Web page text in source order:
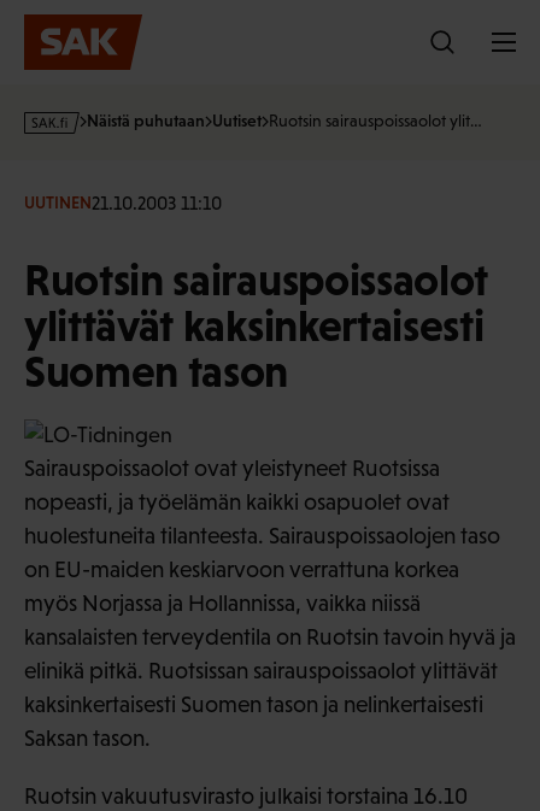
Hyppää
sisältöön
s
·
Näistä puhutaan Uutiset Ruotsin sairauspoissaolot ylit…
UUTINEN21.10.2003 11:10
Ruotsin sairauspoissaolot
ylittävät kaksinkertaisesti
Suomen tason
Sairauspoissaolot ovat yleistyneet Ruotsissa
nopeasti, ja työelämän kaikki osapuolet ovat
huolestuneita tilanteesta. Sairauspoissaolojen taso
on EU-maiden keskiarvoon verrattuna korkea
myös Norjassa ja Hollannissa, vaikka niissä
kansalaisten terveydentila on Ruotsin tavoin hyvä ja
elinikä pitkä. Ruotsissan sairauspoissaolot ylittävät
kaksinkertaisesti Suomen tason ja nelinkertaisesti
Saksan tason.
Ruotsin vakuutusvirasto julkaisi torstaina 16.10